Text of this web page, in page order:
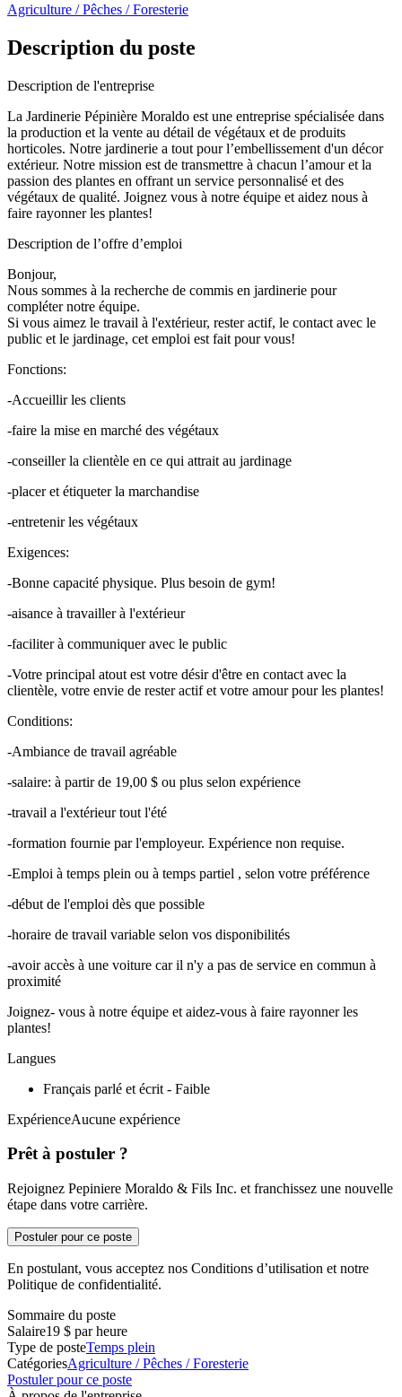
Agriculture / Pêches / Foresterie
Description du poste
Description de l'entreprise
La Jardinerie Pépinière Moraldo est une entreprise spécialisée dans
la production et la vente au détail de végétaux et de produits
horticoles. Notre jardinerie a tout pour l’embellissement d'un décor
extérieur. Notre mission est de transmettre à chacun l’amour et la
passion des plantes en offrant un service personnalisé et des
végétaux de qualité. Joignez vous à notre équipe et aidez nous à
faire rayonner les plantes!
Description de l’offre d’emploi
Bonjour,
Nous sommes à la recherche de commis en jardinerie pour
compléter notre équipe.
Si vous aimez le travail à l'extérieur, rester actif, le contact avec le
public et le jardinage, cet emploi est fait pour vous!
Fonctions:
-Accueillir les clients
-faire la mise en marché des végétaux
-conseiller la clientèle en ce qui attrait au jardinage
-placer et étiqueter la marchandise
-entretenir les végétaux
Exigences:
-Bonne capacité physique. Plus besoin de gym!
-aisance à travailler à l'extérieur
-faciliter à communiquer avec le public
-Votre principal atout est votre désir d'être en contact avec la
clientèle, votre envie de rester actif et votre amour pour les plantes!
Conditions:
-Ambiance de travail agréable
-salaire: à partir de 19,00 $ ou plus selon expérience
-travail a l'extérieur tout l'été
-formation fournie par l'employeur. Expérience non requise.
-Emploi à temps plein ou à temps partiel , selon votre préférence
-début de l'emploi dès que possible
-horaire de travail variable selon vos disponibilités
-avoir accès à une voiture car il n'y a pas de service en commun à
proximité
Joignez- vous à notre équipe et aidez-vous à faire rayonner les
plantes!
Langues
Français parlé et écrit - Faible
ExpérienceAucune expérience
Prêt à postuler ?
Rejoignez Pepiniere Moraldo & Fils Inc. et franchissez une nouvelle
étape dans votre carrière.
Postuler pour ce poste
En postulant, vous acceptez nos Conditions d’utilisation et notre
Politique de confidentialité.
Sommaire du poste
Salaire19 $ par heure
Type de posteTemps plein
CatégoriesAgriculture / Pêches / Foresterie
Postuler pour ce poste